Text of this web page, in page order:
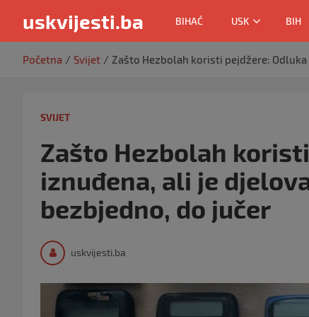
uskvijesti.ba BIHAĆ USK BIH
Početna Svijet Zašto Hezbolah koristi pejdžere:
SVIJET
Zašto Hezbolah
iznuđena, ali je
bezbjedno, do jučer
uskvijesti.ba